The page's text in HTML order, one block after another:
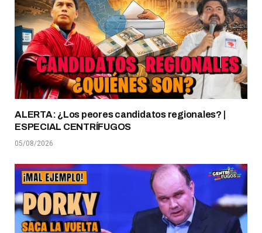
ALERTA: ¿Los peores candidatos regionales? |
ESPECIAL CENTRÍFUGOS
05/08/2026